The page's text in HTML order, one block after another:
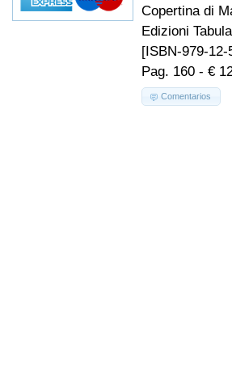
Copertina di
Edizioni
[ISBN-979-12-
Pag. 160 - €
Comentarios